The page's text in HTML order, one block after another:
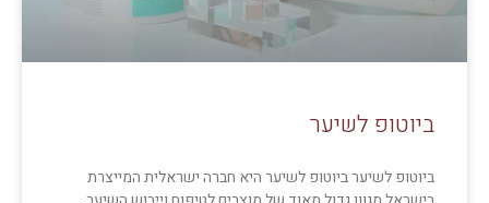
ביוטופ לשיער
ביוטופ לשיער ביוטופ לשיער היא חברה ישראלית המייצרת